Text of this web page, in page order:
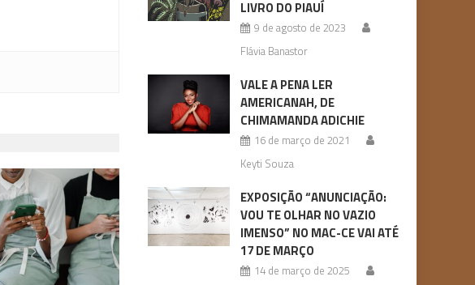
LIVRO DO PIAUÍ
9 de agosto de 2023
Flávia Banastor
VALE A PENA LER
AMERICANAH, DE
CHIMAMANDA ADICHIE
16 de março de 2021
Keyti Souza
EXPOSIÇÃO “ANUNCIAÇÃO:
VOU TE OLHAR NO VAZIO
IMENSO” NO MAC-CE VAI ATÉ
17 DE MARÇO
14 de março de 2025